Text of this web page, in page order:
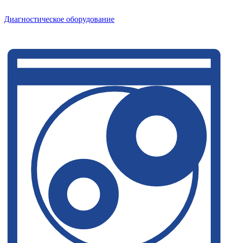
Диагностическое оборудование